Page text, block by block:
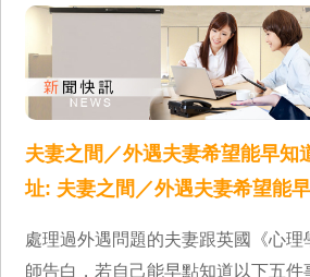
文網址: 夫妻之間／外遇夫妻希望能
夫妻之間／外遇夫妻希望能早知
址: 夫妻之間／外遇夫妻希望能
處理過外遇問題的夫妻跟英國《心
師告白，若自己能早點知道以下五